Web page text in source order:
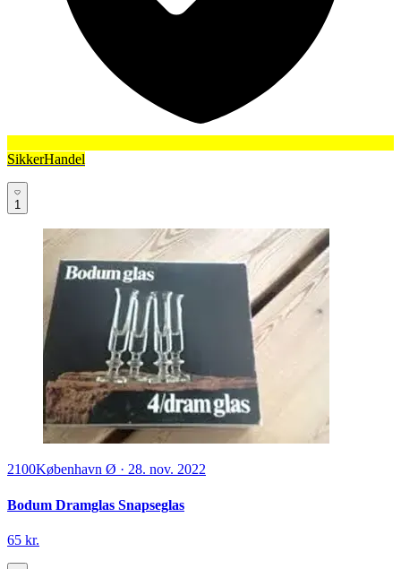
SikkerHandel
1
2100København Ø · 28. nov. 2022
Bodum Dramglas Snapseglas
65 kr.